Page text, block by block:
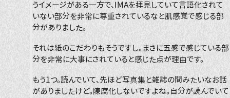
うイメージがある一方で、IMAを拝見していて言語化されて
いない部分を非常に尊重されているなと肌感覚で感じる部
分がありました。
それは紙のこだわりもそうですし。まさに五感で感じている部
分を非常に大事にされていると感じた点が理由です。
もう1つ。読んでいて、先ほど写真集と雑誌の間みたいなお話
がありましたけど。陳腐化しないですよね。自分が読んでいて